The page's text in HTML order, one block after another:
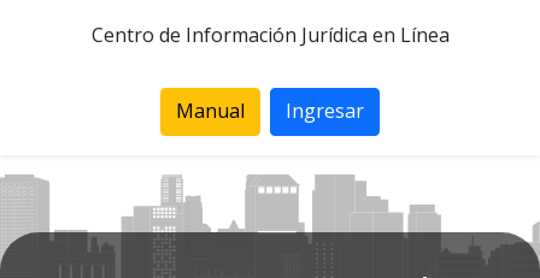
Centro de Información Jurídica en Línea
Manual Ingresar